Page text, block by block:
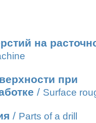
на
при
/ Surface
/ Parts of a drill